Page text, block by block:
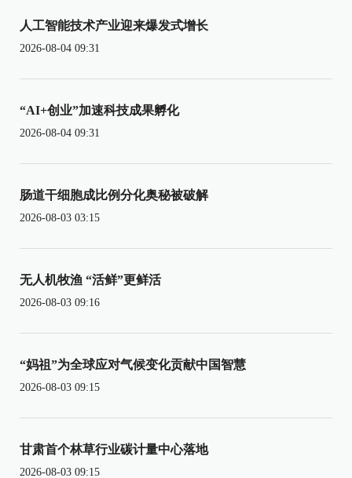
人工智能技术产业迎来爆发式增长
2026-08-04 09:31
“AI+创业”加速科技成果孵化
2026-08-04 09:31
肠道干细胞成比例分化奥秘被破解
2026-08-03 03:15
无人机牧渔 “活鲜”更鲜活
2026-08-03 09:16
“妈祖”为全球应对气候变化贡献中国智慧
2026-08-03 09:15
甘肃首个林草行业碳计量中心落地
2026-08-03 09:15